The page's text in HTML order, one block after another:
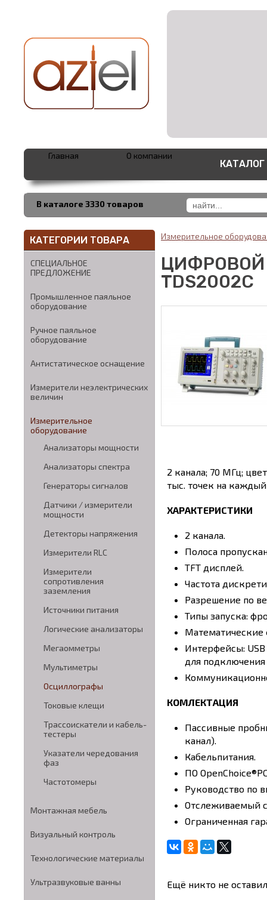
В каталоге 3330 товаров
Главная О компании
КАТАЛОГ
КАТЕГОРИИ ТОВАРА
СПЕЦИАЛЬНОЕ
ПРЕДЛОЖЕНИЕ
Промышленное паяльное
оборудование
Ручное паяльное
оборудование
Антистатическое оснащение
Измерители неэлектрических
величин
Измерительное
оборудование
Анализаторы мощности
Анализаторы спектра
Генераторы сигналов
Датчики / измерители
мощности
Детекторы напряжения
Измерители RLC
Измерители
сопротивления
заземления
Источники питания
Логические анализаторы
Мегаомметры
Мультиметры
Осциллографы
Токовые клещи
Трассоискатели и кабель-
тестеры
Указатели чередования
фаз
Частотомеры
Монтажная мебель
Визуальный контроль
Технологические материалы
Ультразвуковые ванны
Измерительное
TDS2002C
2 канала; 70 МГц;
тыс. точек на
ХАРАКТЕРИСТИКИ
2 канала.
Полоса
TFT дисплей.
Частота
Разрешение по
Типы запуска:
Интерфейсы:
для
КОМЛЕКТАЦИЯ
Пассивные
канал).
Кабельпитания.
ПО
Руководство по
Отслеживаемый
Ограниченная
Ещё никто не